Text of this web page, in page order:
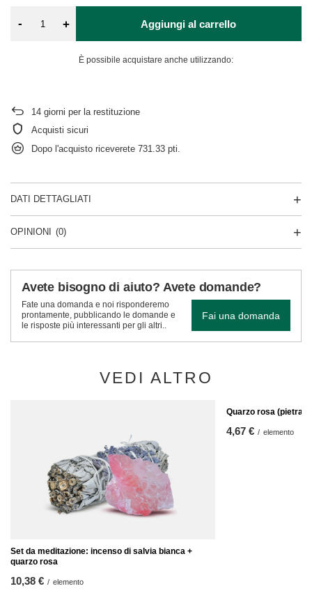
- + Aggiungi al carrello
È possibile acquistare anche utilizzando:
14 giorni per la restituzione
Acquisti sicuri
Dopo l'acquisto riceverete 731.33 pti.
DATI DETTAGLIATI
OPINIONI (0)
Avete bisogno di aiuto? Avete domande?
Fate una domanda e noi risponderemo
prontamente, pubblicando le domande e
le risposte più interessanti per gli altri..
Fai una domanda
VEDI ALTRO
Set da meditazione: incenso di salvia bianca +
quarzo rosa
10,38 € / elemento
Quarzo rosa (pietra
4,67 € / elemento